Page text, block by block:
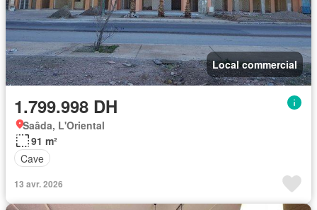
Local commercial
1.799.998 DH
Saâda, L'Oriental
91 m²
Cave
13 avr. 2026